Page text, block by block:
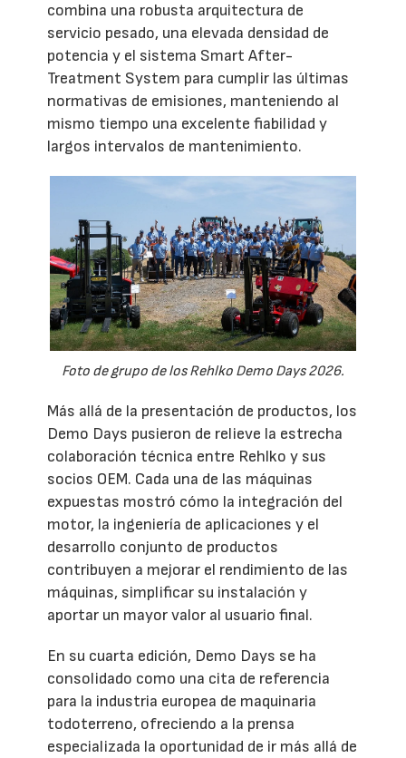
combina una robusta arquitectura de
servicio pesado, una elevada densidad de
potencia y el sistema Smart After-
Treatment System para cumplir las últimas
normativas de emisiones, manteniendo al
mismo tiempo una excelente fiabilidad y
largos intervalos de mantenimiento.
Foto de grupo de los Rehlko Demo Days 2026.
Más allá de la presentación de productos, los
Demo Days pusieron de relieve la estrecha
colaboración técnica entre Rehlko y sus
socios OEM. Cada una de las máquinas
expuestas mostró cómo la integración del
motor, la ingeniería de aplicaciones y el
desarrollo conjunto de productos
contribuyen a mejorar el rendimiento de las
máquinas, simplificar su instalación y
aportar un mayor valor al usuario final.
En su cuarta edición, Demo Days se ha
consolidado como una cita de referencia
para la industria europea de maquinaria
todoterreno, ofreciendo a la prensa
especializada la oportunidad de ir más allá de